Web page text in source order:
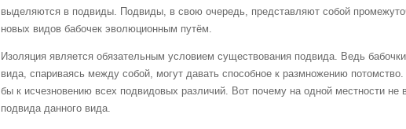
выделяются в подвиды. Подвиды, в свою очередь, представляют собой
новых видов бабочек эволюционным путём.
Изоляция является обязательным условием существования подвида. Ведь
вида, спариваясь между собой, могут давать способное к размножению
бы к исчезновению всех подвидовых различий. Вот почему на одной местности не
подвида данного вида.